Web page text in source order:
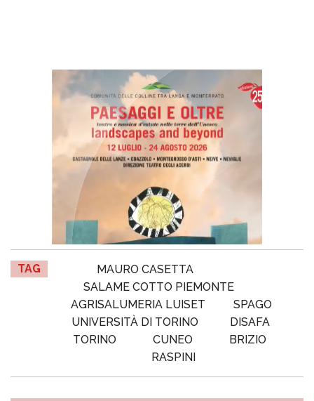
TAG
MAURO CASETTA
SALAME COTTO PIEMONTE
AGRISALUMERIA LUISET
SPAGO
UNIVERSITÀ DI TORINO
DISAFA
TORINO
CUNEO
BRIZIO
RASPINI